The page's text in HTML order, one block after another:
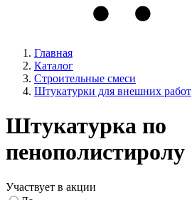
Главная
Каталог
Строительные смеси
Штукатурки для внешних работ
Штукатурка по
пенополистиролу
Участвует в акции